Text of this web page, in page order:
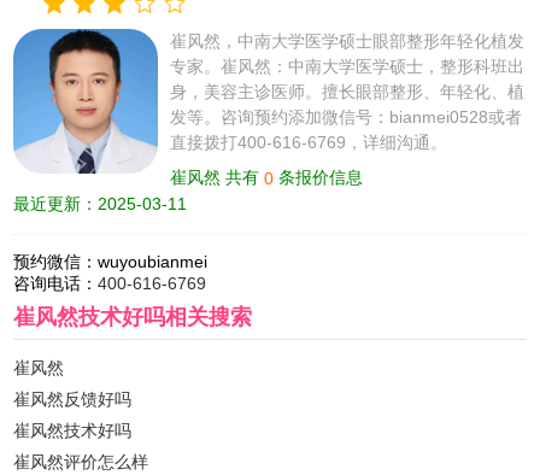
崔风然，中南大学医学硕士眼部整形年轻化植发
专家。崔风然：中南大学医学硕士，整形科班出
身，美容主诊医师。擅长眼部整形、年轻化、植
发等。咨询预约添加微信号：bianmei0528或者
直接拨打400-616-6769，详细沟通。
崔风然 共有0 条报价信息
最近更新：2025-03-11
预约微信：wuyoubianmei
咨询电话：400-616-6769
崔风然技术好吗相关搜索
崔风然
崔风然反馈好吗
崔风然技术好吗
崔风然评价怎么样